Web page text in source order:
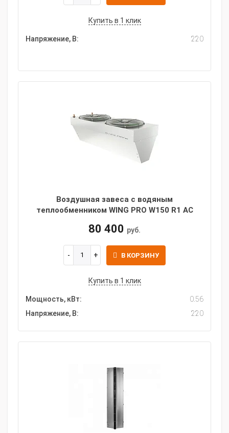
Купить в 1 клик
Напряжение, В: 220
Воздушная завеса c водяным
теплообменником WING PRO W150 R1 AC
80 400 руб.
В КОРЗИНУ
Купить в 1 клик
Мощность, кВт:
0.56
Напряжение, В:
220